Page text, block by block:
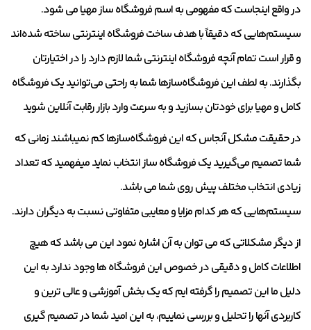
در واقع اینجاست که مفهومی به اسم فروشگاه‌ ساز مهیا می شود.
سیستم‌هایی که دقیقاً با هدف ساخت فروشگاه اینترنتی ساخته شده‌اند
و قرار است تمام آنچه فروشگاه اینترنتی شما لازم دارد را در اختیارتان
بگذارند. به لطف این فروشگاه‌سازها شما به راحتی می‌توانید یک فروشگاه
کامل و مهیا برای خودتان بسازید و به سرعت وارد بازار رقابت آنلاین شوید
در حقیقت مشکل آنجاس که این فروشگاه‌سازها کم نمیباشند زمانی که
شما تصمیم می‌گیرید یک فروشگاه‌ ساز انتخاب نماید میفهمید که تعداد
زیادی انتخاب مختلف پیش روی شما می باشد.
سیستم‌هایی که هر کدام مزایا و معایبی متفاوتی نسبت به دیگران دارند.
از دیگر مشکلاتی که می توان به آن اشاره نمود این می باشد که هیچ
اطلاعات کامل و دقیقی در خصوص این فروشگاه ها وجود ندارد به این
دلیل ما این تصمیم را گرفته ایم که یک بخش آموزشی و عالی ترین و
کاربردی آنها را تحلیل و بررسی نماییم، به این امید شما در تصمیم گیری